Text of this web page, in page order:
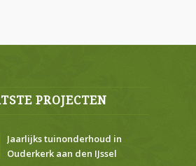
PROJECTEN
Jaarlijks tuinonderhoud in
Ouderkerk aan den IJssel